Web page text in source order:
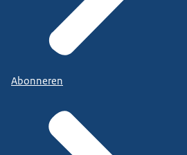
Abonneren